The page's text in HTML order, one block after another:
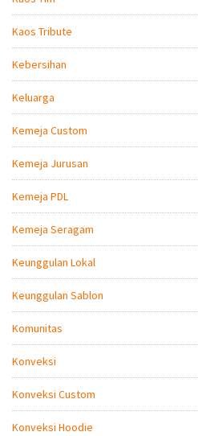
Kaos Tribute
Kebersihan
Keluarga
Kemeja Custom
Kemeja Jurusan
Kemeja PDL
Kemeja Seragam
Keunggulan Lokal
Keunggulan Sablon
Komunitas
Konveksi
Konveksi Custom
Konveksi Hoodie